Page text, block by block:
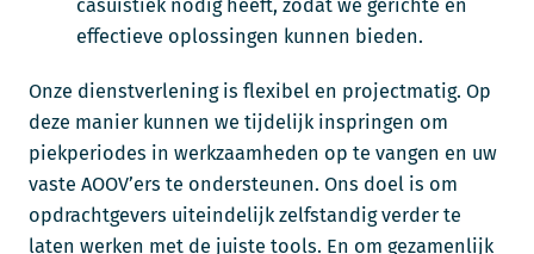
casuïstiek nodig heeft, zodat we gerichte en
effectieve oplossingen kunnen bieden.
Onze dienstverlening is flexibel en projectmatig. Op
deze manier kunnen we tijdelijk inspringen om
piekperiodes in werkzaamheden op te vangen en uw
vaste AOOV’ers te ondersteunen. Ons doel is om
opdrachtgevers uiteindelijk zelfstandig verder te
laten werken met de juiste tools. En om gezamenlijk